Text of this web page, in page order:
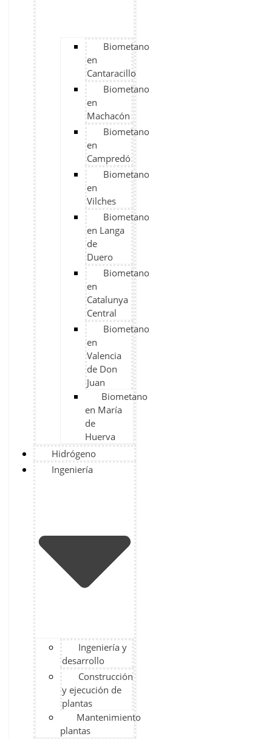
Biometano
en
Cantaracillo
Biometano
en
Machacón
Biometano
en
Campredó
Biometano
en
Vilches
Biometano
en Langa
de
Duero
Biometano
en
Catalunya
Central
Biometano
en
Valencia
de Don
Juan
Biometano
en María
de
Huerva
Hidrógeno
Ingeniería
Ingeniería y
desarrollo
Construcción
y ejecución de
plantas
Mantenimiento
plantas